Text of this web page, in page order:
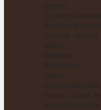
Enyvek
Fa- és műanyag
Fakártevők elleni
Gyanták, viaszok
Lakkok
Méhviasz
Műgyanták
Olajok
Pácok, lazúrok,
Retusálás, javítás